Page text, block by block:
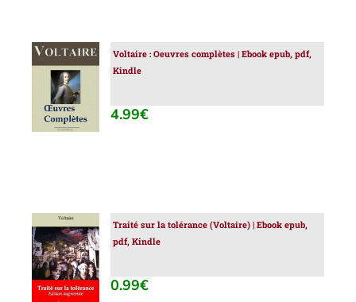
AJOUTER
AU
PANIER
/
DÉTAILS
Voltaire : Oeuvres complètes | Ebook epub, pdf,
Kindle
4.99€
AJOUTER
AU
PANIER
/
DÉTAILS
Traité sur la tolérance (Voltaire) | Ebook epub,
pdf, Kindle
0.99€